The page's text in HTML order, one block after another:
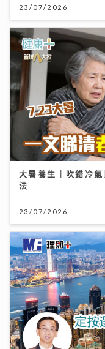
23/07/2026
大暑養生｜吹錯冷
法
23/07/2026